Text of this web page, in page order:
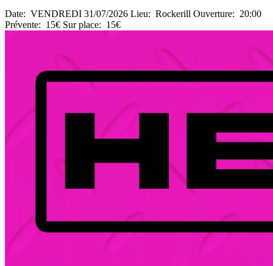
Date: VENDREDI 31/07/2026 Lieu: Rockerill Ouverture: 20:00
Prévente: 15€ Sur place: 15€